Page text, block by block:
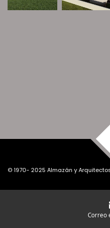
© 1970- 2025 Almazán y
Correo